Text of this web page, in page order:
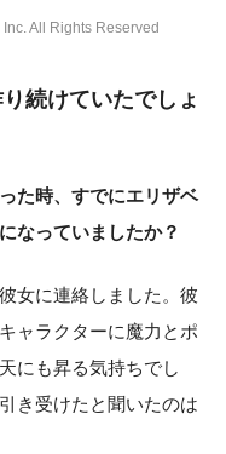
All Rights Reserved
続けていたでしょ
た時、すでにエリザベ
なっていましたか？
女に連絡しました。彼
ャラクターに魔力とポ
にも昇る気持ちでし
き受けたと聞いたのは